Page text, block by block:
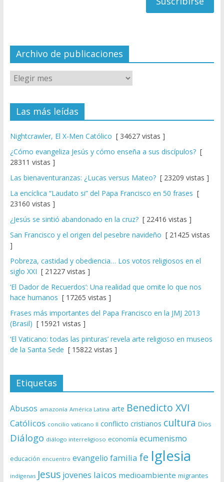
el
Archivo de publicaciones
Las más leídas
Nightcrawler, El X-Men Católico [ 34627 vistas ]
¿Cómo evangeliza Jesús y cómo enseña a sus discípulos?[
28311 vistas ]
Las bienaventuranzas: ¿Lucas versus Mateo?[ 23209 vistas ]
La encíclica “Laudato si” del Papa Francisco en 50 frases [
23160 vistas ]
¿Jesús se sintió abandonado en la cruz?[ 22416 vistas ]
San Francisco y el origen del pesebre navideño [ 21425 vistas
]
Pobreza, castidad y obediencia… Los votos religiosos en el
siglo XXI [ 21227 vistas ]
‘El Dador de Recuerdos’: Una realidad que omite lo que nos
hace humanos [ 17265 vistas ]
Frases más importantes del Papa Francisco en la JMJ 2013
(Brasil) [ 15921 vistas ]
‘El Vaticano: todas las pinturas’ revela arte religioso en museos
de la Santa Sede [ 15822 vistas ]
Etiquetas
Abusos amazonía América Latina arte Benedicto XVI
Católicos concilio vaticano II conflicto cristianos cultura Dios
Diálogo diálogo interreligioso economía ecumenismo
educación encuentro evangelio familia fe Iglesia
indígenas Jesus jovenes laicos medioambiente migrantes